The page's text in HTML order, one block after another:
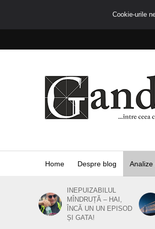
Home Despre blog Analize
INEPUIZABILUL
MÎNDRUȚĂ – HAI,
ÎNCĂ UN UN EPISOD
ȘI GATA!
Cookie-urile